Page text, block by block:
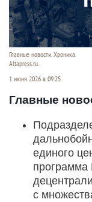
Главные новости. Хроника.
Altapress.ru.
1 июня 2026 в 09:25
Главные
единого
с